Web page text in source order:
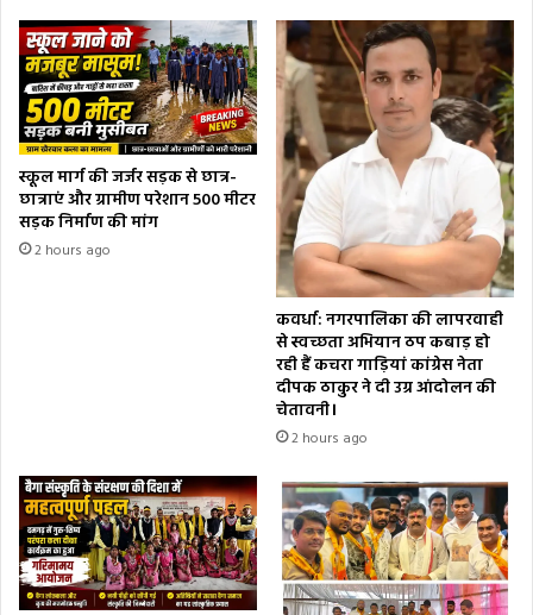
स्कूल मार्ग की जर्जर सड़क से छात्र-
छात्राएं और ग्रामीण परेशान 500 मीटर
सड़क निर्माण की मांग
2 hours ago
कवर्धा: नगरपालिका की लापरवाही
से स्वच्छता अभियान ठप कबाड़ हो
रही हैं कचरा गाड़ियां कांग्रेस नेता
दीपक ठाकुर ने दी उग्र आंदोलन की
चेतावनी।
2 hours ago